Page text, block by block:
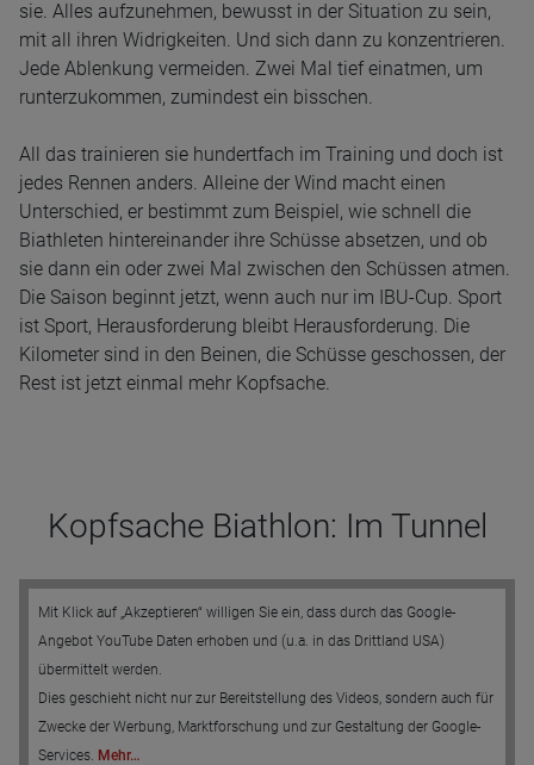
sie. Alles aufzunehmen, bewusst in der Situation zu sein,
mit all ihren Widrigkeiten. Und sich dann zu konzentrieren.
Jede Ablenkung vermeiden. Zwei Mal tief einatmen, um
runterzukommen, zumindest ein bisschen.
All das trainieren sie hundertfach im Training und doch ist
jedes Rennen anders. Alleine der Wind macht einen
Unterschied, er bestimmt zum Beispiel, wie schnell die
Biathleten hintereinander ihre Schüsse absetzen, und ob
sie dann ein oder zwei Mal zwischen den Schüssen atmen.
Die Saison beginnt jetzt, wenn auch nur im IBU-Cup. Sport
ist Sport, Herausforderung bleibt Herausforderung. Die
Kilometer sind in den Beinen, die Schüsse geschossen, der
Rest ist jetzt einmal mehr Kopfsache.
Kopfsache Biathlon: Im Tunnel
Mit Klick auf „Akzeptieren“ willigen Sie ein, dass durch das Google-
Angebot YouTube Daten erhoben und (u.a. in das Drittland USA)
übermittelt werden.
Dies geschieht nicht nur zur Bereitstellung des Videos, sondern auch für
Zwecke der Werbung, Marktforschung und zur Gestaltung der Google-
Services. Mehr…